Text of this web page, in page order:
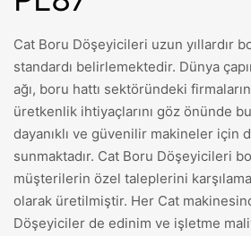
Cat Boru Döşeyicileri uzun yıllardır
standardı belirlemektedir. Dünya
ağı, boru hattı sektöründeki
üretkenlik ihtiyaçlarını göz önünde
dayanıklı ve güvenilir makineler için
sunmaktadır. Cat Boru Döşeyicileri
müşterilerin özel taleplerini
olarak üretilmiştir. Her Cat
Döşeyiciler de edinim ve işletme